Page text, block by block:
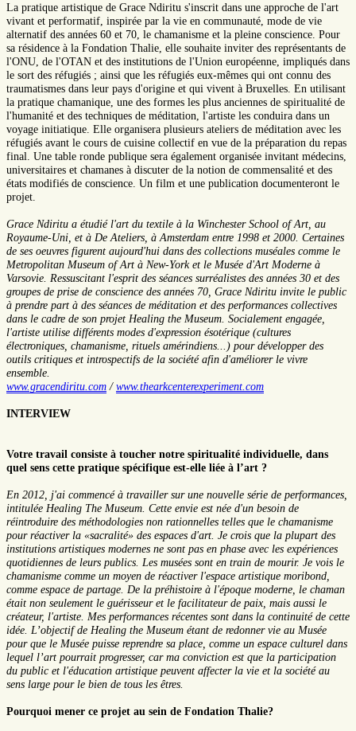
La pratique artistique de Grace Ndiritu s'inscrit dans une approche de l'art
vivant et performatif, inspirée par la vie en communauté, mode de vie
alternatif des années 60 et 70, le chamanisme et la pleine conscience. Pour
sa résidence à la Fondation Thalie, elle souhaite inviter des représentants de
l'ONU, de l'OTAN et des institutions de l'Union européenne, impliqués dans
le sort des réfugiés ; ainsi que les réfugiés eux-mêmes qui ont connu des
traumatismes dans leur pays d'origine et qui vivent à Bruxelles. En utilisant
la pratique chamanique, une des formes les plus anciennes de spiritualité de
l'humanité et des techniques de méditation, l'artiste les conduira dans un
voyage initiatique. Elle organisera plusieurs ateliers de méditation avec les
réfugiés avant le cours de cuisine collectif en vue de la préparation du repas
final. Une table ronde publique sera également organisée invitant médecins,
universitaires et chamanes à discuter de la notion de commensalité et des
états modifiés de conscience. Un film et une publication documenteront le
projet.
Grace Ndiritu a étudié l'art du textile à la Winchester School of Art, au
Royaume-Uni, et à De Ateliers, à Amsterdam entre 1998 et 2000. Certaines
de ses oeuvres figurent aujourd'hui dans des collections muséales comme le
Metropolitan Museum of Art à New-York et le Musée d'Art Moderne à
Varsovie. Ressuscitant l'esprit des séances surréalistes des années 30 et des
groupes de prise de conscience des années 70, Grace Ndiritu invite le public
à prendre part à des séances de méditation et des performances collectives
dans le cadre de son projet Healing the Museum. Socialement engagée,
l'artiste utilise différents modes d'expression ésotérique (cultures
électroniques, chamanisme, rituels amérindiens...) pour développer des
outils critiques et introspectifs de la société afin d'améliorer le vivre
ensemble.
www.gracendiritu.com / www.thearkcenterexperiment.com
INTERVIEW
Votre travail consiste à toucher notre spiritualité individuelle, dans
quel sens cette pratique spécifique est-elle liée à l’art ?
En 2012, j'ai commencé à travailler sur une nouvelle série de performances,
intitulée Healing The Museum. Cette envie est née d'un besoin de
réintroduire des méthodologies non rationnelles telles que le chamanisme
pour réactiver la «sacralité» des espaces d'art. Je crois que la plupart des
institutions artistiques modernes ne sont pas en phase avec les expériences
quotidiennes de leurs publics. Les musées sont en train de mourir. Je vois le
chamanisme comme un moyen de réactiver l'espace artistique moribond,
comme espace de partage. De la préhistoire à l'époque moderne, le chaman
était non seulement le guérisseur et le facilitateur de paix, mais aussi le
créateur, l'artiste. Mes performances récentes sont dans la continuité de cette
idée. L’objectif de Healing the Museum étant de redonner vie au Musée
pour que le Musée puisse reprendre sa place, comme un espace culturel dans
lequel l’art pourrait progresser, car ma conviction est que la participation
du public et l'éducation artistique peuvent affecter la vie et la société au
sens large pour le bien de tous les êtres.
Pourquoi mener ce projet au sein de Fondation Thalie?